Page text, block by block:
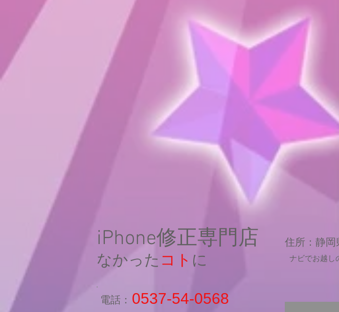
iPhone修正専門店
なかった コト に
住所：静岡
ナビでお越し
0537-54-0568
​電話：